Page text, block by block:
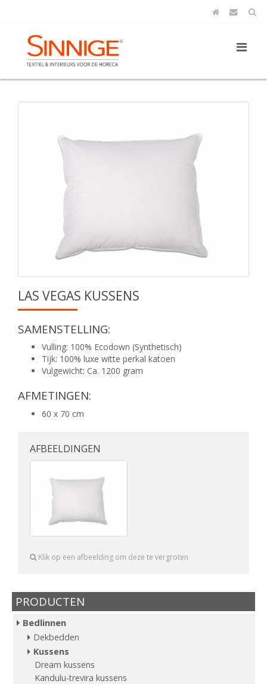
LAS VEGAS KUSSENS
SAMENSTELLING:
Vulling: 100% Ecodown (Synthetisch)
Tijk: 100% luxe witte perkal katoen
Vulgewicht: Ca. 1200 gram
AFMETINGEN:
60 x 70 cm
AFBEELDINGEN
Klik op een afbeelding om deze te vergroten
PRODUCTEN
Bedlinnen
Dekbedden
Kussens
Dream kussens
Kandulu-trevira kussens